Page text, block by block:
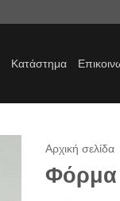
Κατάστημα
Αρχική σελίδα
Φόρμα